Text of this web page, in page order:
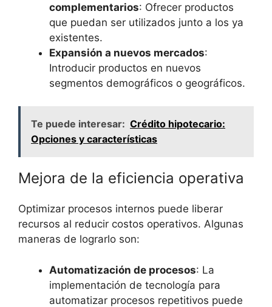
complementarios: Ofrecer productos ​
que ‌puedan ser utilizados ‍junto a los ya
existentes.
Expansión a⁢ nuevos⁤ mercados:
Introducir ⁤productos en ‌nuevos
segmentos demográficos o⁢ geográficos.
Te puede interesar: Crédito hipotecario:
Opciones y características
Mejora⁤ de‍ la eficiencia operativa
Optimizar procesos internos puede liberar⁤
recursos⁤ al reducir costos operativos. ‍Algunas
maneras de lograrlo son:
Automatización ​de ​procesos: La
⁣implementación⁣ de ⁣tecnología para
automatizar procesos ⁤repetitivos puede